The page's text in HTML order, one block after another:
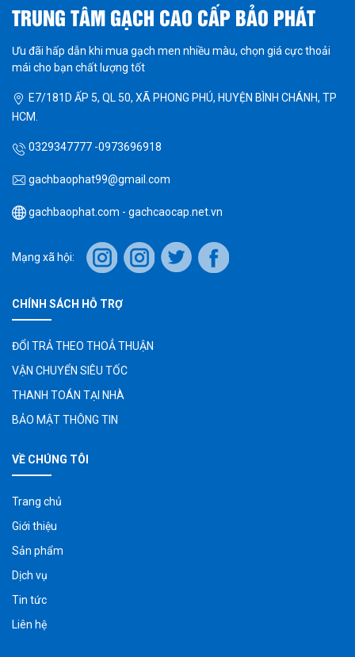
TRUNG TÂM GẠCH CAO CẤP BẢO PHÁT
Ưu đãi hấp dẫn khi mua gạch men nhiều màu, chọn giá cực thoải
mái cho bạn chất lượng tốt
E7/181D ẤP 5, QL 50, XÃ PHONG PHÚ, HUYỆN BÌNH CHÁNH, TP
HCM.
0329347777 -0973696918
gachbaophat99@gmail.com
gachbaophat.com - gachcaocap.net.vn
Mạng xã hội:
CHÍNH SÁCH HỖ TRỢ
ĐỔI TRẢ THEO THOẲ THUẬN
VẬN CHUYỂN SIÊU TỐC
THANH TOÁN TẠI NHÀ
BẢO MẬT THÔNG TIN
VỀ CHÚNG TÔI
Trang chủ
Giới thiệu
Sản phẩm
Dịch vụ
Tin tức
Liên hệ